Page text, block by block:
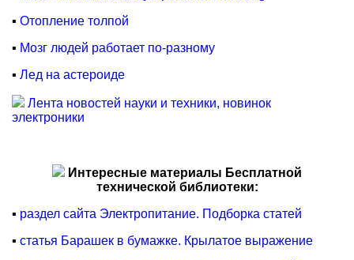
▪ Отопление толпой
▪ Мозг людей работает по-разному
▪ Лед на астероиде
Лента новостей науки и техники, новинок
электроники
Интересные материалы Бесплатной
технической библиотеки:
▪ раздел сайта Электропитание. Подборка статей
▪ статья Барашек в бумажке. Крылатое выражение